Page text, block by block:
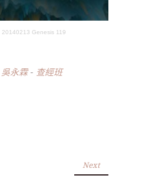
20140213 Genesis 119
吳永霖- 查經班
Next